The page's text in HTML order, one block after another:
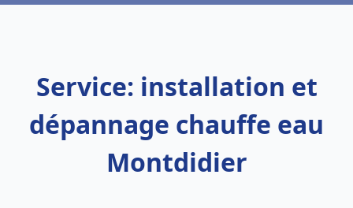
Service: installation et
dépannage chauffe eau
Montdidier